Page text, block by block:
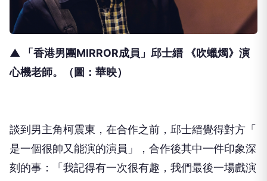
▲ 「香港男團MIRROR成員」邱士縉 《吹蠟燭》演
心機老師。（圖：華映）
談到男主角柯震東，在合作之前，邱士縉覺得對方「
是一個很帥又能演的演員」，合作後其中一件印象深
刻的事：「 我記得有一次很有趣，我們最後一場戲演